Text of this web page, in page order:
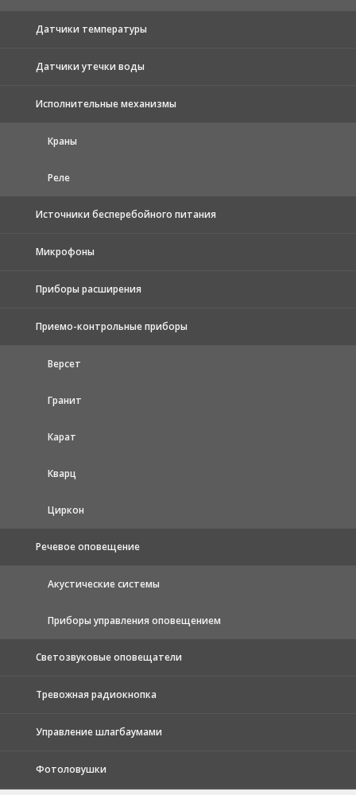
Датчики температуры
Датчики утечки воды
Исполнительные механизмы
Краны
Реле
Источники бесперебойного питания
Микрофоны
Приборы расширения
Приемо-контрольные приборы
Версет
Гранит
Карат
Кварц
Циркон
Речевое оповещение
Акустические системы
Приборы управления оповещением
Светозвуковые оповещатели
Тревожная радиокнопка
Управление шлагбаумами
Фотоловушки